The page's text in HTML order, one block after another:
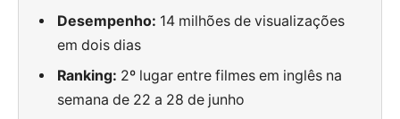
Desempenho: 14 milhões de visualizações
em dois dias
Ranking: 2º lugar entre filmes em inglês na
semana de 22 a 28 de junho